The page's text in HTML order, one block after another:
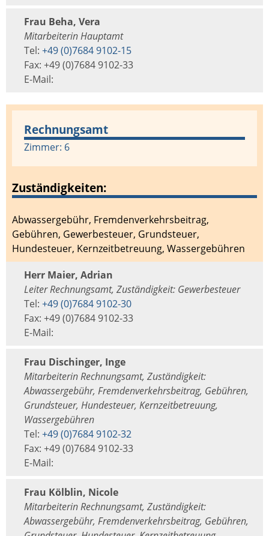
Frau Beha, Vera
Mitarbeiterin Hauptamt
Tel: +49 (0)7684 9102-15
Fax: +49 (0)7684 9102-33
E-Mail:
Rechnungsamt
Zimmer: 6
Zuständigkeiten:
Abwassergebühr, Fremdenverkehrsbeitrag,
Gebühren, Gewerbesteuer, Grundsteuer,
Hundesteuer, Kernzeitbetreuung, Wassergebühren
Herr Maier, Adrian
Leiter Rechnungsamt, Zuständigkeit: Gewerbesteuer
Tel: +49 (0)7684 9102-30
Fax: +49 (0)7684 9102-33
E-Mail:
Frau Dischinger, Inge
Mitarbeiterin Rechnungsamt, Zuständigkeit:
Abwassergebühr, Fremdenverkehrsbeitrag, Gebühren,
Grundsteuer, Hundesteuer, Kernzeitbetreuung,
Wassergebühren
Tel: +49 (0)7684 9102-32
Fax: +49 (0)7684 9102-33
E-Mail:
Frau Kölblin, Nicole
Mitarbeiterin Rechnungsamt, Zuständigkeit:
Abwassergebühr, Fremdenverkehrsbeitrag, Gebühren,